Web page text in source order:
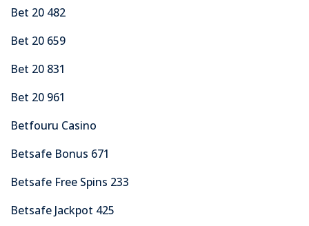
Bet 20 482
Bet 20 659
Bet 20 831
Bet 20 961
Betfouru Casino
Betsafe Bonus 671
Betsafe Free Spins 233
Betsafe Jackpot 425